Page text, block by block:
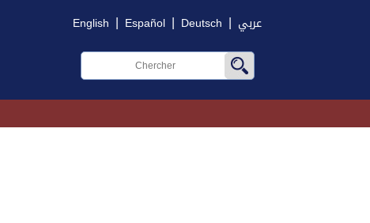
English | Español | Deutsch | عربي